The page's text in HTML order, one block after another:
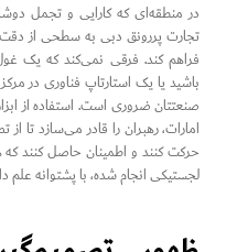
در منطقه‌ای که کارایی و تجمل
تجارت پررونق دبی به سطحی از دقت
فراهم کند. فرقی نمی‌کند که یک
صنعتتان ضروری است. استفاده از
امارات، رهبران را قادر می‌سازد تا
حرکت کنند و اطمینان حاصل کنند که
لجستیکی انجام شده، با پشتوانه